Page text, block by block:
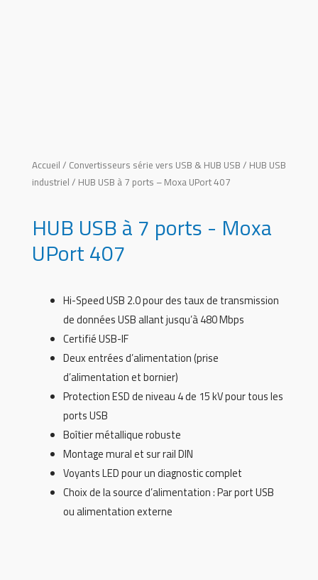
Accueil / Convertisseurs série vers USB & HUB USB / HUB USB
industriel / HUB USB à 7 ports – Moxa UPort 407
HUB USB à 7 ports - Moxa
UPort 407
Hi-Speed USB 2.0 pour des taux de transmission
de données USB allant jusqu’à 480 Mbps
Certifié USB-IF
Deux entrées d’alimentation (prise
d’alimentation et bornier)
Protection ESD de niveau 4 de 15 kV pour tous les
ports USB
Boîtier métallique robuste
Montage mural et sur rail DIN
Voyants LED pour un diagnostic complet
Choix de la source d’alimentation : Par port USB
ou alimentation externe